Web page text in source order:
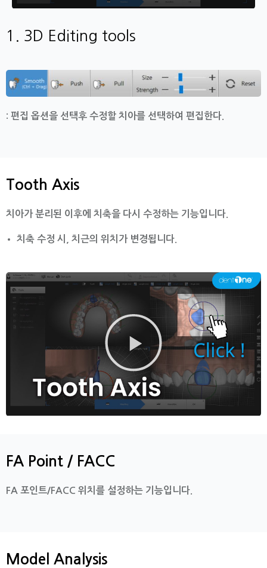
1. 3D Editing tools
: 편집 옵션을 선택후 수정할 치아를 선택하여 편집한다.
Tooth Axis
치아가 분리된 이후에 치축을 다시 수정하는 기능입니다.
치축 수정 시, 치근의 위치가 변경됩니다.
상
생
FA Point / FACC
FA 포인트/FACC 위치를 설정하는 기능입니다.
Model Analysis